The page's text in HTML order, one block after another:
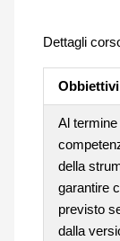
Dettagli
Obbiettivi
Al
della
garantire
previsto
dalla